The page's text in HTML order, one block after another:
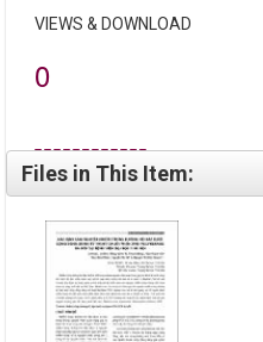
VIEWS & DOWNLOAD
0
Files in This Item: